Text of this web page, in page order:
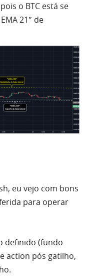
o BTC está se
EMA21″ de
eu vejo com bons
para operar
definido (fundo
action pós gatilho,